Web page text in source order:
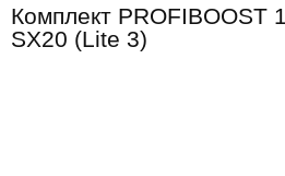
Комплект PROFIBOOST
SX20 (Lite 3)